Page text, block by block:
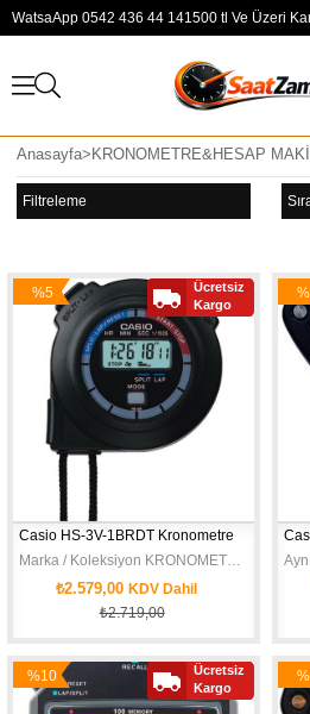
WatsaApp 0542 436 44 141500 tl Ve Üzeri
Anasayfa> KRONOMETRE&HESAP
Filtreleme
Casio HS-3V-1BRDT Kronometre
Marka / Koleksiyon KRONOMETRE Ağırlık 43,8 gr Makine Tipi Digital Pil Ömrü 3 Yıl
₺2.579,00 KDV Dahil
₺2.719,00
%5
İndirim
Ücretsiz
Kargo
%10
İndirim
Ücretsiz
Kargo